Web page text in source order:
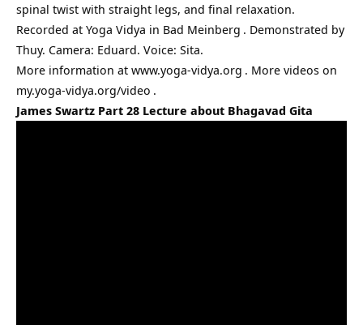
spinal twist with straight legs, and final relaxation.
Recorded at Yoga Vidya in Bad Meinberg . Demonstrated by
Thuy. Camera: Eduard. Voice: Sita.
More information at www.yoga-vidya.org . More videos on
my.yoga-vidya.org/video .
James Swartz Part 28 Lecture about Bhagavad Gita